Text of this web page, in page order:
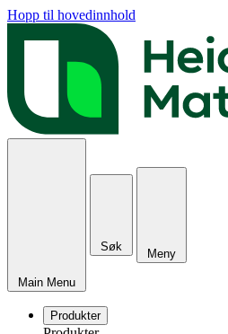
Hopp til hovedinnhold
Main Menu
Søk
Meny
Produkter